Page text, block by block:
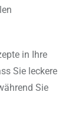
in Ihre
Sie leckere
Sie